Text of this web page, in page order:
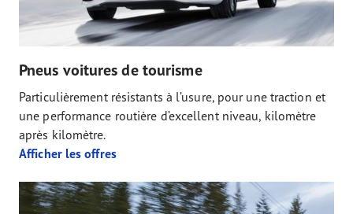
Pneus voitures de tourisme
Particulièrement résistants à l’usure, pour une traction et
une performance routière d’excellent niveau, kilomètre
après kilomètre.
Afficher les offres